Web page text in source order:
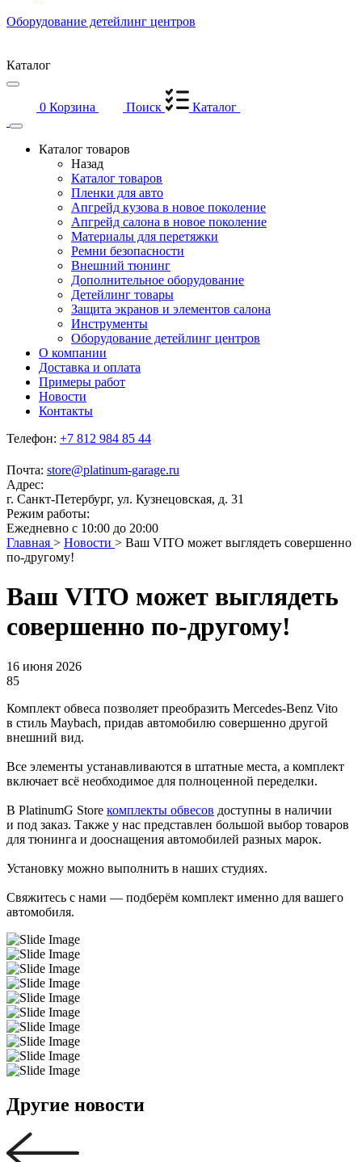
Оборудование детейлинг центров
Каталог
0 Корзина Поиск Каталог
Каталог товаров
Назад
Каталог товаров
Пленки для авто
Апгрейд кузова в новое поколение
Апгрейд салона в новое поколение
Материалы для перетяжки
Ремни безопасности
Внешний тюнинг
Дополнительное оборудование
Детейлинг товары
Защита экранов и элементов салона
Инструменты
Оборудование детейлинг центров
О компании
Доставка и оплата
Примеры работ
Новости
Контакты
Телефон: +7 812 984 85 44
Почта: store@platinum-garage.ru
Адрес:
г. Санкт-Петербург, ул. Кузнецовская, д. 31
Режим работы:
Ежедневно с 10:00 до 20:00
Главная > Новости > Ваш VITO может выглядеть совершенно
по-другому!
Ваш VITO может выглядеть
совершенно по-другому!
16 июня 2026
85
Комплект обвеса позволяет преобразить Mercedes-Benz Vito
в стиль Maybach, придав автомобилю совершенно другой
внешний вид.
Все элементы устанавливаются в штатные места, а комплект
включает всё необходимое для полноценной переделки.
В PlatinumG Store комплекты обвесов доступны в наличии
и под заказ. Также у нас представлен большой выбор товаров
для тюнинга и дооснащения автомобилей разных марок.
Установку можно выполнить в наших студиях.
Свяжитесь с нами — подберём комплект именно для вашего
автомобиля.
Другие новости